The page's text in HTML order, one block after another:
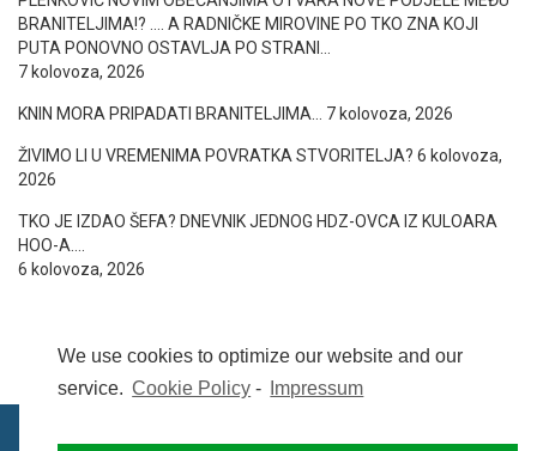
We use cookies to optimize our website and our
service. Cookie Policy - Impressum
BRANITELJIMA!? …. A RADNIČKE MIROVINE PO TKO ZNA KOJI
PUTA PONOVNO OSTAVLJA PO STRANI…
7 kolovoza, 2026
KNIN MORA PRIPADATI BRANITELJIMA… 7 kolovoza, 2026
ŽIVIMO LI U VREMENIMA POVRATKA STVORITELJA? 6 kolovoza,
2026
TKO JE IZDAO ŠEFA? DNEVNIK JEDNOG HDZ-OVCA IZ KULOARA
HOO-A….
6 kolovoza, 2026